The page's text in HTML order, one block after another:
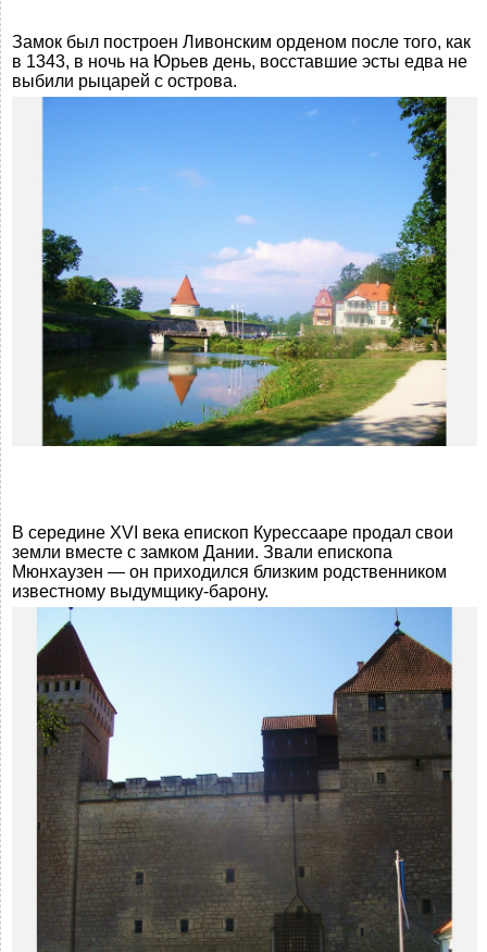
Замок был построен Ливонским орденом после того, как
в 1343, в ночь на Юрьев день, восставшие эсты едва не
выбили рыцарей с острова.
В середине XVI века епископ Курессааре продал свои
земли вместе с замком Дании. Звали епископа
Мюнхаузен — он приходился близким родственником
известному выдумщику-барону.